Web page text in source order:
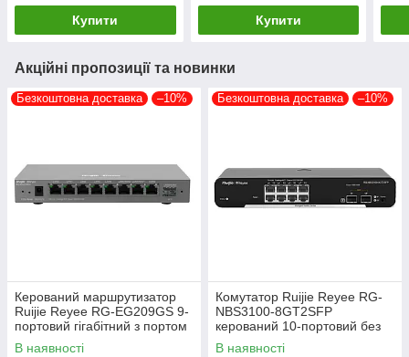
Купити Купити
Акційні пропозиції та новинки
Безкоштовна доставка –10%
Керований маршрутизатор
Ruijie Reyee RG-EG209GS 9-
портовий гігабітний з портом
SFP
В наявності
Безкоштовна доставка –10%
Комутатор Ruijie Reyee RG-
NBS3100-8GT2SFP
керований 10-портовий без
PoE
В наявності